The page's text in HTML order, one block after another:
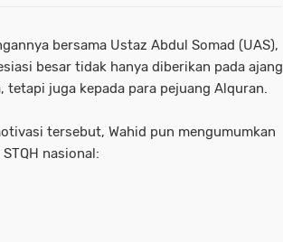
bersama Ustaz Abdul Somad (UAS),
besar tidak hanya diberikan pada ajang
tetapi juga kepada para pejuang Alquran.
tersebut, Wahid pun mengumumkan
nasional: